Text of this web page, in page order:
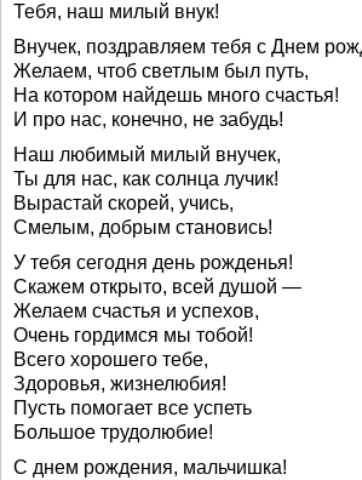
Тебя, наш милый внук!
Внучек, поздравляем тебя с Днем
Желаем, чтоб светлым был путь,
На котором найдешь много счастья!
И про нас, конечно, не забудь!
Наш любимый милый внучек,
Ты для нас, как солнца лучик!
Вырастай скорей, учись,
Смелым, добрым становись!
У тебя сегодня день рожденья!
Скажем открыто, всей душой —
Желаем счастья и успехов,
Очень гордимся мы тобой!
Всего хорошего тебе,
Здоровья, жизнелюбия!
Пусть помогает все успеть
Большое трудолюбие!
С днем рождения, мальчишка!